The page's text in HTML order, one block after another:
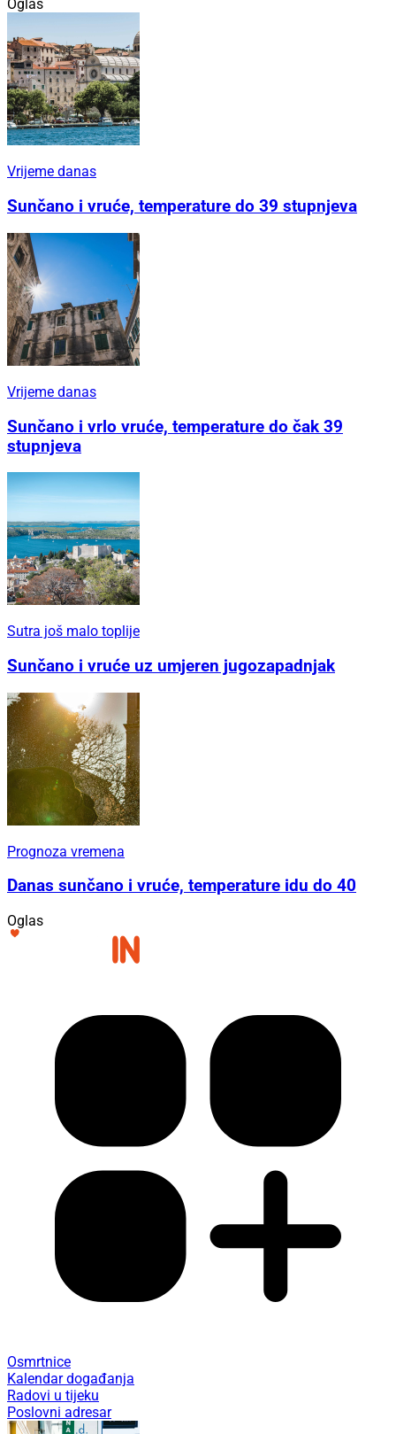
Oglas
Vrijeme danas
Sunčano i vruće, temperature do 39 stupnjeva
Vrijeme danas
Sunčano i vrlo vruće, temperature do čak 39
stupnjeva
Sutra još malo toplije
Sunčano i vruće uz umjeren jugozapadnjak
Prognoza vremena
Danas sunčano i vruće, temperature idu do 40
Oglas
Osmrtnice
Kalendar događanja
Radovi u tijeku
Poslovni adresar